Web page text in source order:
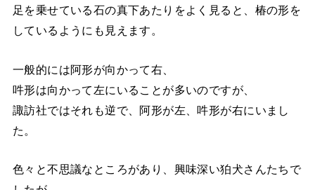
足を乗せている石の真下あたりをよく見ると、椿の形を
しているようにも見えます。
一般的には阿形が向かって右、
吽形は向かって左にいることが多いのですが、
諏訪社ではそれも逆で、阿形が左、吽形が右にいまし
た。
色々と不思議なところがあり、興味深い狛犬さんたちで